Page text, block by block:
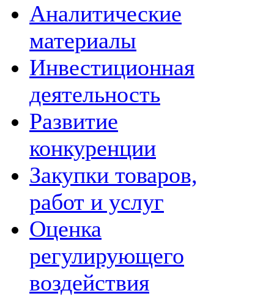
Аналитические
материалы
Инвестиционная
деятельность
Развитие
конкуренции
Закупки товаров,
работ и услуг
Оценка
регулирующего
воздействия